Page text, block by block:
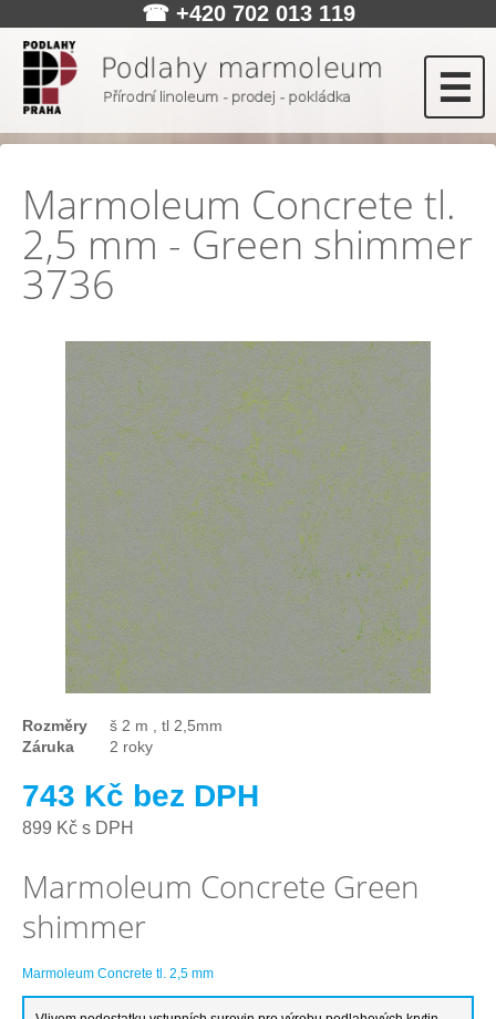
☎+420 702 013 119
☰
Marmoleum Concrete tl.
2,5 mm - Green shimmer
3736
Rozměry
š 2 m , tl 2,5mm
Záruka
2 roky
743 Kč bez DPH
899 Kč s DPH
Marmoleum Concrete Green
shimmer
Marmoleum Concrete tl. 2,5 mm